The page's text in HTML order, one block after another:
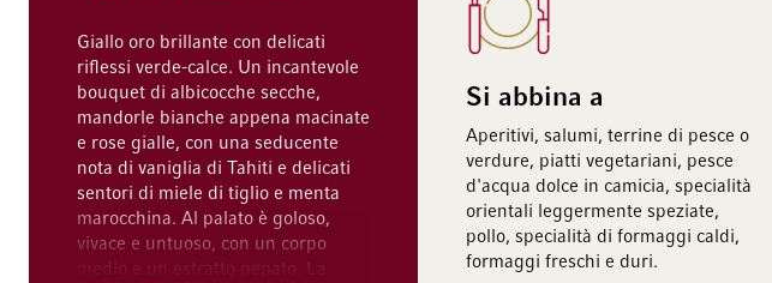
Giallo oro brillante con delicati
riflessi verde-calce. Un incantevole
bouquet di albicocche secche,
mandorle bianche appena macinate
e rose gialle, con una seducente
nota di vaniglia di Tahiti e delicati
sentori di miele di tiglio e menta
marocchina. Al palato è goloso,
vivace e untuoso, con un corpo
medio e un estratto pepato. La
Si abbina a
Aperitivi, salumi, terrine di pesce o
verdure, piatti vegetariani, pesce
d'acqua dolce in camicia, specialità
orientali leggermente speziate,
pollo, specialità di formaggi caldi,
formaggi freschi e duri.